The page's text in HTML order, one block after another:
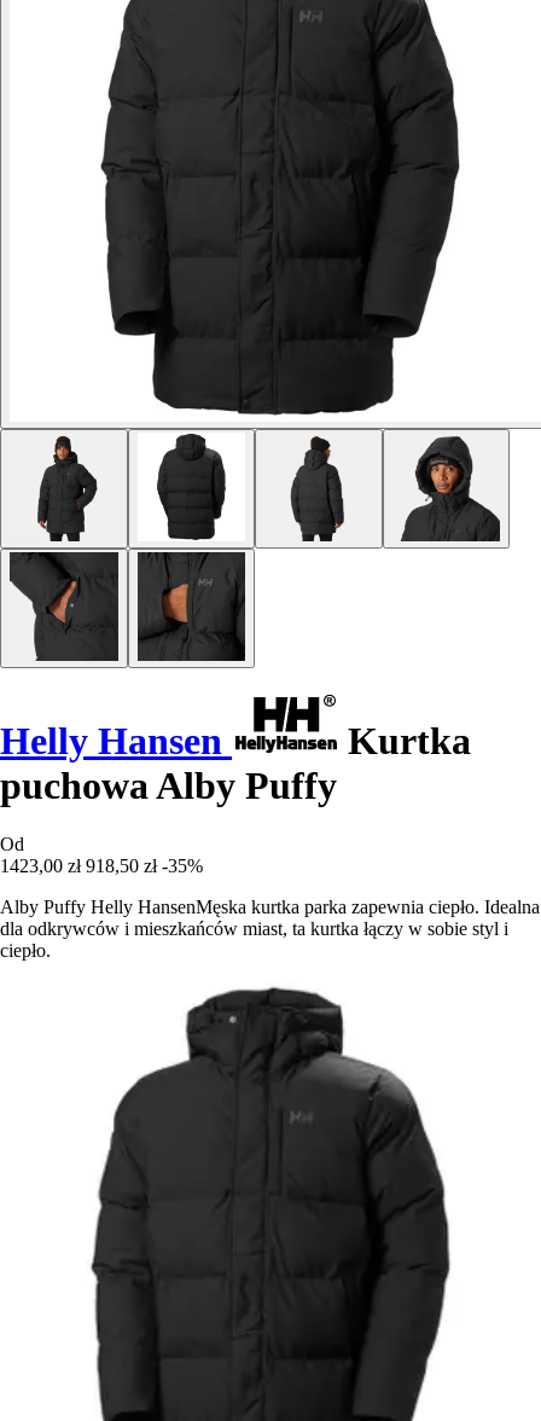
Helly Hansen
Kurtka
puchowa Alby Puffy
Od
1423,00 zł 918,50 zł -35%
Alby Puffy Helly HansenMęska kurtka parka zapewnia ciepło. Idealna
dla odkrywców i mieszkańców miast, ta kurtka łączy w sobie styl i
ciepło.